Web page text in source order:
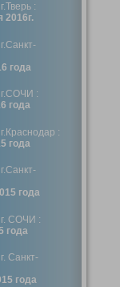
:
2016г.
года
г.СОЧИ :
года
:
года
года
г. СОЧИ :
года
Санкт-
года